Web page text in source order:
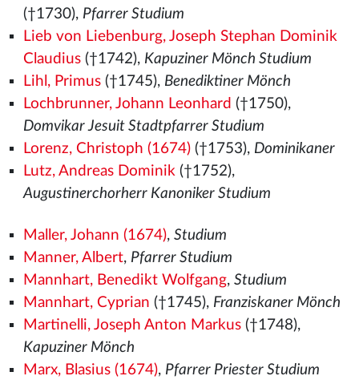
(†1730), Pfarrer Studium
Lieb von Liebenburg, Joseph Stephan Dominik
Claudius(†1742), Kapuziner Mönch Studium
Lihl, Primus(†1745), Benediktiner Mönch
Lochbrunner, Johann Leonhard (†1750),
Domvikar Jesuit Stadtpfarrer Studium
Lorenz, Christoph (1674)(†1753), Dominikaner
Lutz, Andreas Dominik(†1752),
Augustinerchorherr Kanoniker Studium
Maller, Johann (1674), Studium
Manner, Albert, Pfarrer Studium
Mannhart, Benedikt Wolfgang, Studium
Mannhart, Cyprian (†1745), Franziskaner Mönch
Martinelli, Joseph Anton Markus(†1748),
Kapuziner Mönch
Marx, Blasius (1674), Pfarrer Priester Studium